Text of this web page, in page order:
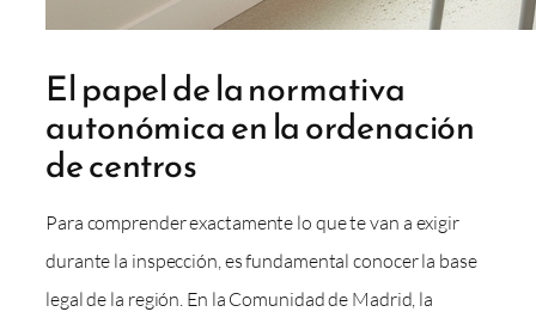
El papel de la normativa
autonómica en la ordenación
de centros
Para comprender exactamente lo que te van a exigir
durante la inspección, es fundamental conocer la base
legal de la región. En la Comunidad de Madrid, la